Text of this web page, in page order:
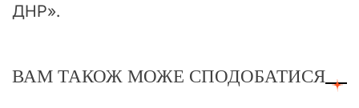
ДНР».
ВАМ ТАКОЖ МОЖЕ СПОДОБАТИСЯ